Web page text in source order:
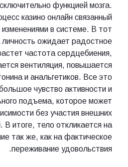
функцией мозга.
казино онлайн связанный
изменениями в системе. В тот
личность ожидает радостное
частота сердцебиения,
вентиляция, повышается
и анальгетиков. Все это
чувство активности и
подъема, которое может
без участия внешних
В итоге, тело откликается на
так же, как на фактическое
переживание удовольствия.